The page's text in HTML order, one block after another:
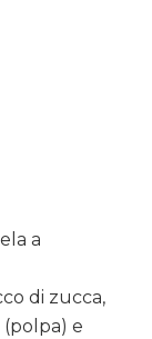
a
di zucca,
e